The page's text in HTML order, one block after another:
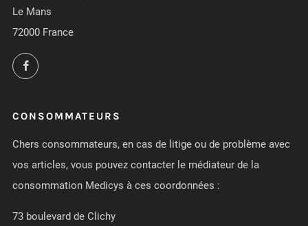
Le Mans
72000 France
Facebook
CONSOMMATEURS
Chers consommateurs, en cas de litige ou de problème avec
vos articles, vous pouvez contacter le médiateur de la
consommation Medicys à ces coordonnées :
73 boulevard de Clichy